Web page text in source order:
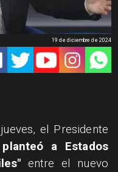
19 de diciembre de 2024
el Presidente
a Estados
entre el nuevo